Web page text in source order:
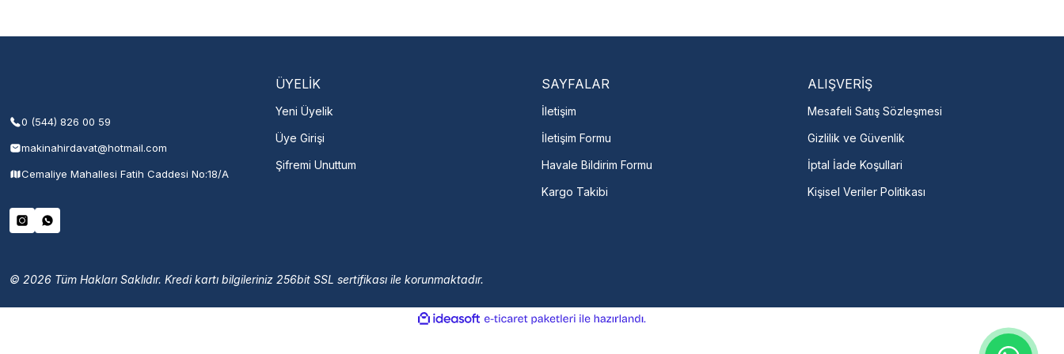
0 (544) 826 00 59
makinahirdavat@hotmail.com
Cemaliye Mahallesi Fatih Caddesi No:18/A
ÜYELİK
Yeni Üyelik
Üye Girişi
Şifremi Unuttum
SAYFALAR
İletişim
İletişim Formu
Havale Bildirim Formu
Kargo Takibi
ALIŞVERİŞ
Mesafeli Satış Sözleşmesi
Gizlilik ve Güvenlik
İptal İade Koşullari
Kişisel Veriler Politikası
© 2026 Tüm Hakları Saklıdır. Kredi kartı bilgileriniz 256bit SSL sertifikası ile korunmaktadır.
ideasoft
e-